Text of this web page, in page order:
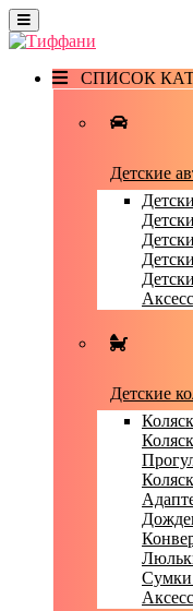
СПИСОК
Детские
Детские